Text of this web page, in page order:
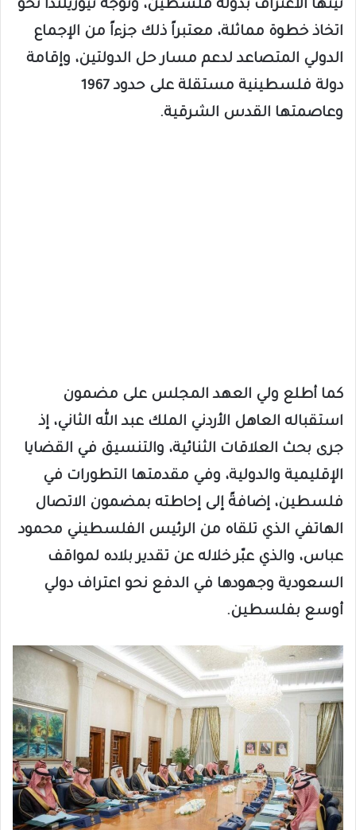
نيتها الاعتراف بدولة فلسطين، وتوجه نيوزيلندا نحو
اتخاذ خطوة مماثلة، معتبراً ذلك جزءاً من الإجماع
الدولي المتصاعد لدعم مسار حل الدولتين، وإقامة
دولة فلسطينية مستقلة على حدود 1967
وعاصمتها القدس الشرقية.
كما أطلع ولي العهد المجلس على مضمون
استقباله العاهل الأردني الملك عبد الله الثاني، إذ
جرى بحث العلاقات الثنائية، والتنسيق في القضايا
الإقليمية والدولية، وفي مقدمتها التطورات في
فلسطين، إضافةً إلى إحاطته بمضمون الاتصال
الهاتفي الذي تلقاه من الرئيس الفلسطيني محمود
عباس، والذي عبّر خلاله عن تقدير بلاده لمواقف
السعودية وجهودها في الدفع نحو اعتراف دولي
أوسع بفلسطين.